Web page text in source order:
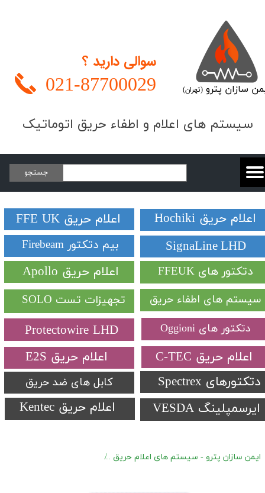
​​​سیستم های اعلام و اطفاء حریق اتوماتیک
سازان پترو(تهران)
سوالی دارید ؟
021-87700029
جستجو
اعلام حریق Kentec
​اعلام حریق Apollo
​اعلام حریق Hochiki ​​​​​​​اعلام حریق FFE UK
​اعلام حریق C-TEC​​​​​​​ ​اعلام حریق E2S
ایرسمپلینگ VESDA
SignaLine LHD
دتکتورهای Spectrex​​​​​​​
سیستم های اطفاء حریق
کابل های ضد حریق
دتکتور های Oggioni
دتکتور های FFEUK
بیم دتکتور Firebeam
تجهیزات تست SOLO​​​​​​​
ایمن سازان پترو - سیستم های اعلام حریق